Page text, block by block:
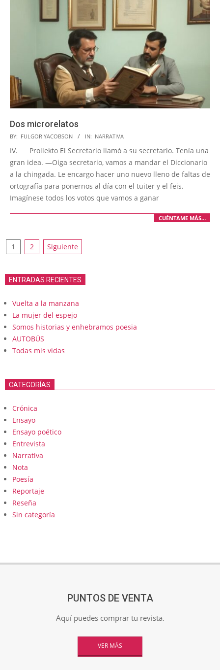
Dos microrelatos
2024-
11-
BY: FULGOR YACOBSON IN: NARRATIVA
IV. Prollekto El Secretario llamó a su secretario. Tenía una
gran idea. —Oiga secretario, vamos a mandar el Diccionario
a la chingada. Le encargo hacer uno nuevo lleno de faltas de
ortografía para ponernos al día con el tuiter y el feis.
Imagínese todos los votos que vamos a ganar
CUÉNTAME MÁS…
Paginación
entradas
1 2 Siguiente
ENTRADAS RECIENTES
Vuelta a la manzana
La mujer del espejo
Somos historias y enhebramos poesia
AUTOBÚS
Todas mis vidas
CATEGORÍAS
Crónica
Ensayo
Ensayo poético
Entrevista
Narrativa
Nota
Poesía
Reportaje
Reseña
Sin categoría
PUNTOS DE VENTA
Aquí puedes comprar tu revista.
VER MÁS